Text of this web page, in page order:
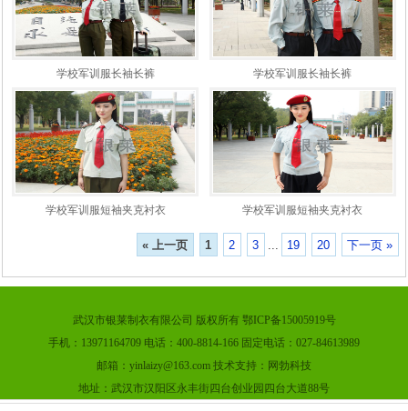
学校军训服长袖长裤 学校军训服长袖长裤
学校军训服短袖夹克衬衣 学校军训服短袖夹克衬衣
« 上一页 1 2 3 19 20 下一页 »
武汉市银莱制衣有限公司 版权所有 鄂ICP备15005919号
手机：13971164709 电话：400-8814-166 固定电话：027-84613989
邮箱：yinlaizy@163.com 技术支持：网勃科技
地址：武汉市汉阳区永丰街四台创业园四台大道88号